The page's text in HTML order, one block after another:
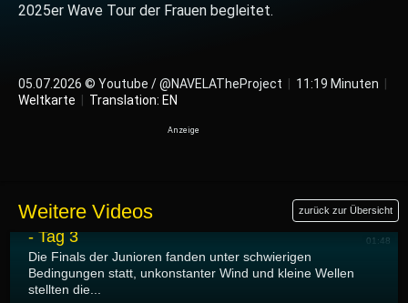
2025er Wave Tour der Frauen begleitet.
05.07.2026 © Youtube / @NAVELATheProject 11:19 Minuten
Weltkarte
Translation: EN
Weitere Videos zurück zur Übersicht
01:48
Gran Canaria GLORIA Windsurf World Cup 2026
- Tag 3
Die Finals der Junioren fanden unter schwierigen
Bedingungen statt, unkonstanter Wind und kleine Wellen
stellten die...
06.07.2026